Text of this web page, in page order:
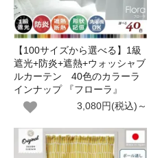
【100サイズから選べる】1級
遮光+防炎+遮熱+ウォッシャブ
ルカーテン 40色のカラーラ
インナップ 『フローラ』
3,080円(税込)～